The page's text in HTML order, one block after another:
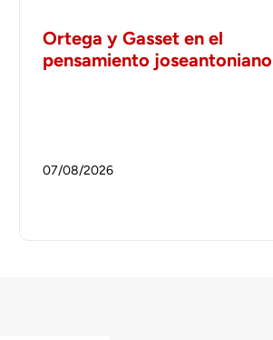
Ortega y Gasset en el
pensamiento joseantoniano
07/08/2026